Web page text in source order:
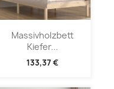
Massivholzbett
Kiefer...
133,37 €